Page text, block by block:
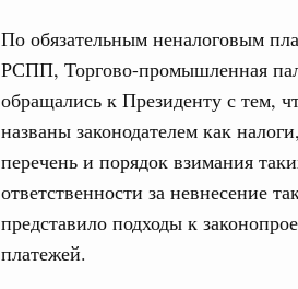
По обязательным неналоговым
РСПП, Торгово-промышленная
обращались к Президенту с тем,
названы законодателем как
перечень и порядок взимания
ответственности за невнесение
представило подходы к
платежей.